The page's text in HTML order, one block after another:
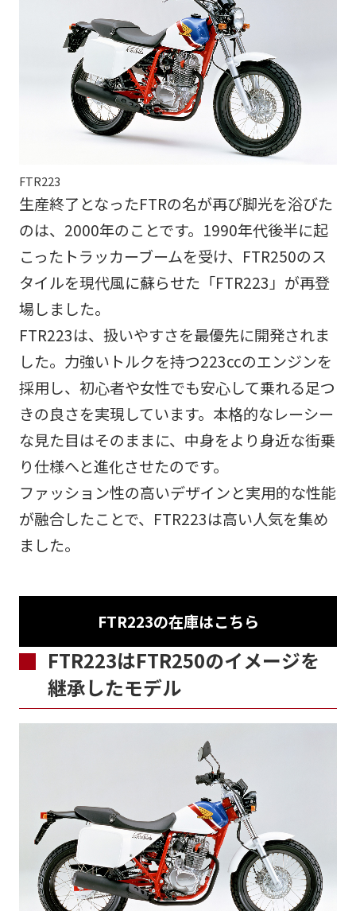
FTR223
生産終了となったFTRの名が再び脚光を浴びた
のは、2000年のことです。1990年代後半に起
こったトラッカーブームを受け、FTR250のス
タイルを現代風に蘇らせた「FTR223」が再登
場しました。
FTR223は、扱いやすさを最優先に開発されま
した。力強いトルクを持つ223ccのエンジンを
採用し、初心者や女性でも安心して乗れる足つ
きの良さを実現しています。本格的なレーシー
な見た目はそのままに、中身をより身近な街乗
り仕様へと進化させたのです。
ファッション性の高いデザインと実用的な性能
が融合したことで、FTR223は高い人気を集め
ました。
FTR223の在庫はこちら
FTR223はFTR250のイメージを
継承したモデル